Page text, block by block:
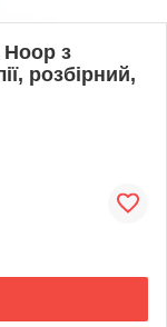
з
розбірний,